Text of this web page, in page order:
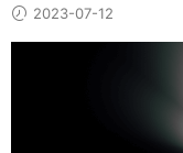
2023-07-12